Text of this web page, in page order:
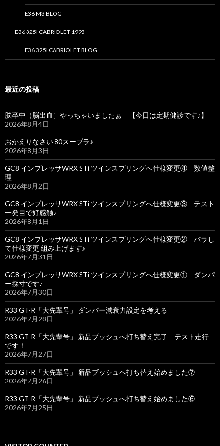
E36 M3 BLOG
E36 325I CABRIOLET 1993
E36 325I CABRIOLET BLOG
最近の投稿
脳卒中（脳出血）やっちゃいましたぁ 【今日は定期健診です♪】
2026年8月4日
おかえりなさい 80スープラ♪
2026年8月3日
GC8 インプレッサWRX STi ツインスプリングへ仕様変更④ 数値整
理
2026年8月2日
GC8 インプレッサWRX STi ツインスプリングへ仕様変更③ テスト
一発目で好感触♪
2026年8月1日
GC8 インプレッサWRX STi ツインスプリングへ仕様変更② バラし
て仕様変更 組み上げます♪
2026年7月31日
GC8 インプレッサWRX STi ツインスプリングへ仕様変更① ダンパ
ー採寸です♪
2026年7月30日
R33 GT-R「大先輩号」 ダンパー減衰力設定を考える
2026年7月28日
R33 GT-R「大先輩号」 新品ブッシュへ打ち替え完了 テスト走行
です！
2026年7月27日
R33 GT-R「大先輩号」 新品ブッシュへ打ち替え始めました⑦
2026年7月26日
R33 GT-R「大先輩号」 新品ブッシュへ打ち替え始めました⑥
2026年7月25日